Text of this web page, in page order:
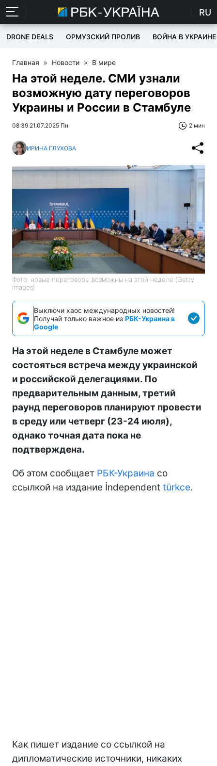
RU
DRONE DEALS ОРМУЗСКИЙ ПРОЛИВ ВОЙНА В УКРАИНЕ
Главная » Новости » В мире
На этой неделе. СМИ узнали
возможную дату переговоров
Украины и России в Стамбуле
08:39 21.07.2025 Пн 2 мин
ИРИНА ГЛУХОВА
Фото: новые переговоры возможны на этой неделе (Getty
Images)
Выключи хаос международных новостей!
Получай только важное из РБК-Украина в
Google
На этой неделе в Стамбуле может
состояться встреча между украинской
и российской делегациями. По
предварительным данным, третий
раунд переговоров планируют провести
в среду или четверг (23-24 июля),
однако точная дата пока не
подтверждена.
Об этом сообщает РБК-Украина со
ссылкой на издание İndependent türkce.
Как пишет издание со ссылкой на
дипломатические источники, никаких